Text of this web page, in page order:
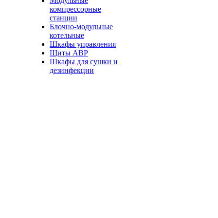
компрессорные
станции
Блочно-модульные
котельные
Шкафы управления
Щиты АВР
Шкафы для сушки и
дезинфекции